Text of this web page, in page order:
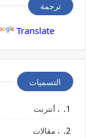
ترجمة
Translate
التسميات
، أنترنت
، مقالات